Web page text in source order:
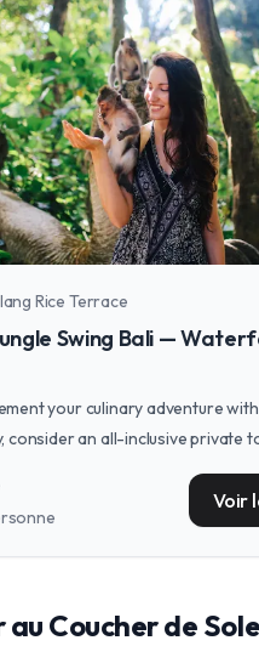
Rice Terrace
Swing Bali —
your culinary adventure
consider an all-inclusive private
Voir
au Coucher de